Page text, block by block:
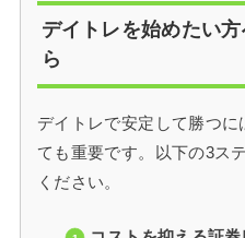
デイトレを始めたい
ら
デイトレで安定して勝つ
ても重要です。以下の3ス
ください。